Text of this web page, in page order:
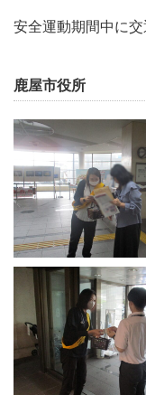
安全運動期間中に
鹿屋市役所